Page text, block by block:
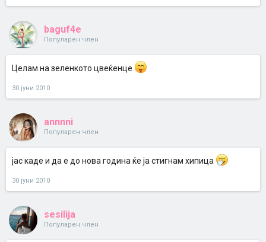
baguf4e
Популарен член
Целам на зеленкото цвеќенце
30 јуни 2010
annnni
Популарен член
јас каде и да е до нова година ќе ја стигнам хипица
30 јуни 2010
sesilija
Популарен член